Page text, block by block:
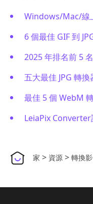
Windows/Mac/線
6 個最佳 GIF 到
2025 年排名前 5
五大最佳 JPG 轉
最佳 5 個 WebM
LeiaPix
家 > 資源 > 轉換